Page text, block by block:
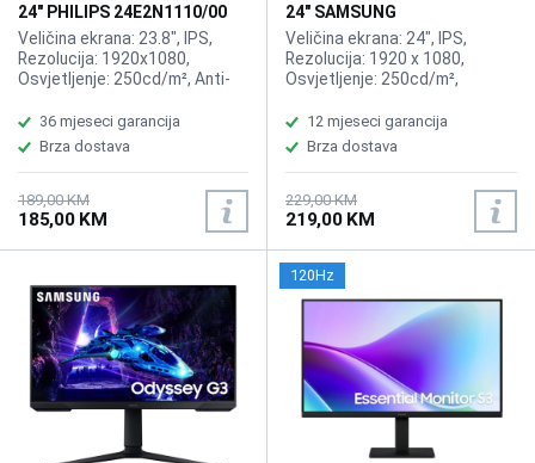
24" PHILIPS 24E2N1110/00
120Hz Display
Veličina ekrana: 23.8", IPS,
Rezolucija: 1920x1080,
Osvjetljenje: 250cd/m², Anti-
25%, Vrijeme odziva: 4ms,
Osvježenje: 120Hz, Priključci:
VGA, HDMI
36 mjeseci garancija
Brza dostava
189,00 KM
185,00 KM
24" SAMSUNG
LS24D304GAUXEN Essential
S30GD 100Hz Display
Veličina ekrana: 24", IPS,
Rezolucija: 1920 x 1080,
Osvjetljenje: 250cd/m²,
Osvježenje: 100Hz, Kontrast:
1.000:1, Priključci: HDMI 1.4, D-
Sub, Speaker: No
12 mjeseci garancija
Brza dostava
229,00 KM
219,00 KM
120Hz